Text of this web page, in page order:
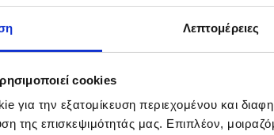
Λεπτομέρειες
cookies
για την εξατομίκευση περιεχομένου και
της επισκεψιμότητάς μας. Επιπλέον,